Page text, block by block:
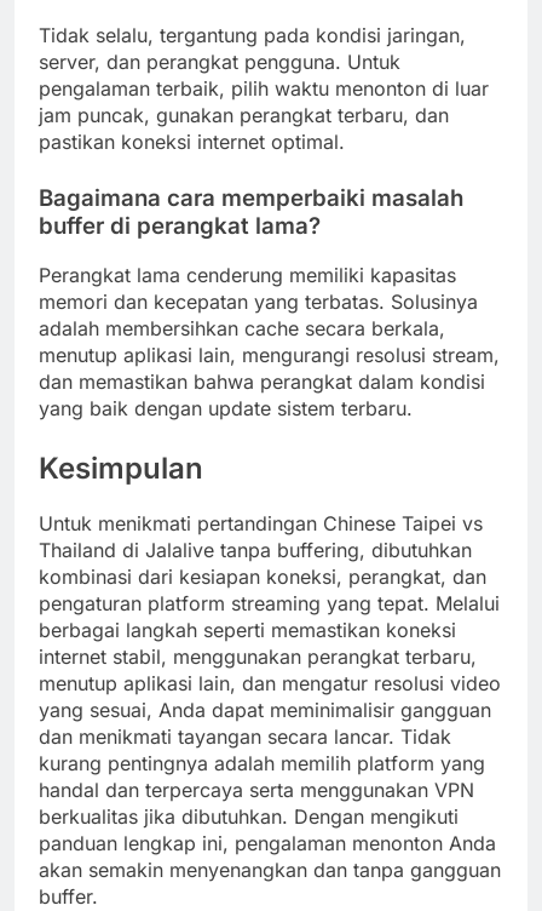
Tidak selalu, tergantung pada kondisi jaringan,
server, dan perangkat pengguna. Untuk
pengalaman terbaik, pilih waktu menonton di luar
jam puncak, gunakan perangkat terbaru, dan
pastikan koneksi internet optimal.
Bagaimana cara memperbaiki masalah
buffer di perangkat lama?
Perangkat lama cenderung memiliki kapasitas
memori dan kecepatan yang terbatas. Solusinya
adalah membersihkan cache secara berkala,
menutup aplikasi lain, mengurangi resolusi stream,
dan memastikan bahwa perangkat dalam kondisi
yang baik dengan update sistem terbaru.
Kesimpulan
Untuk menikmati pertandingan Chinese Taipei vs
Thailand di Jalalive tanpa buffering, dibutuhkan
kombinasi dari kesiapan koneksi, perangkat, dan
pengaturan platform streaming yang tepat. Melalui
berbagai langkah seperti memastikan koneksi
internet stabil, menggunakan perangkat terbaru,
menutup aplikasi lain, dan mengatur resolusi video
yang sesuai, Anda dapat meminimalisir gangguan
dan menikmati tayangan secara lancar. Tidak
kurang pentingnya adalah memilih platform yang
handal dan terpercaya serta menggunakan VPN
berkualitas jika dibutuhkan. Dengan mengikuti
panduan lengkap ini, pengalaman menonton Anda
akan semakin menyenangkan dan tanpa gangguan
buffer.